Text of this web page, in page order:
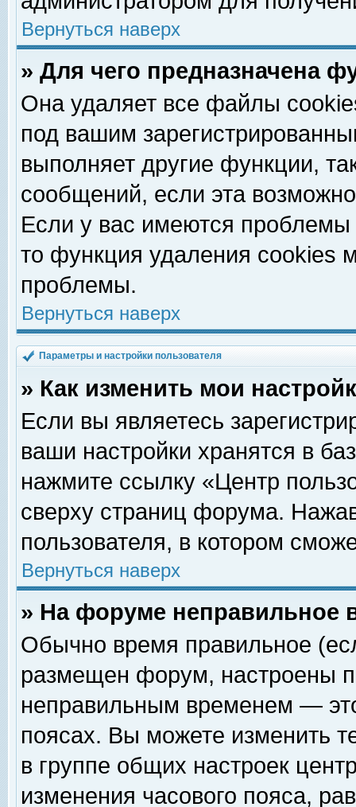
Вернуться наверх
» Для чего предназначена
Она удаляет все файлы
под вашим
выполняет другие функции,
сообщений, если эта
Если у вас имеются
то функция удаления cookies
проблемы.
Вернуться наверх
Параметры и настройки пользователя
» Как изменить мои
Если вы являетесь
ваши настройки хранятся в
нажмите ссылку «Центр
сверху страниц форума.
пользователя, в котором
Вернуться наверх
» На форуме неправильное
Обычно время правильное
размещен форум, настроены
неправильным временем —
поясах. Вы можете изменить
в группе общих настроек
изменения часового пояса,